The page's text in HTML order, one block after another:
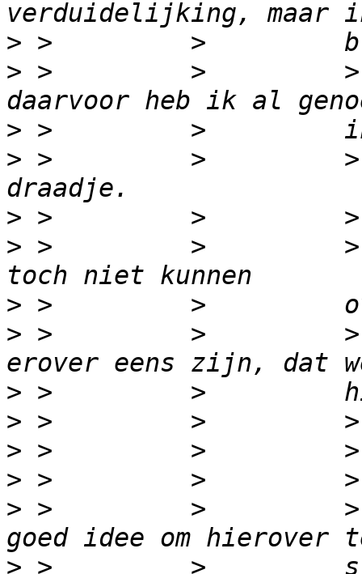
>
> >         >         > >
>
> >         >         >
>
> >         >         > >
>
> >         >         > >
>
>
>
>
> >         >         > >
>